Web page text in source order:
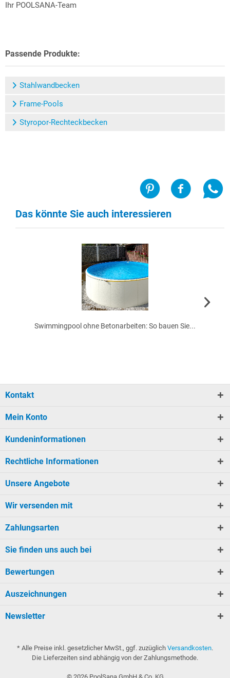
Ihr POOLSANA-Team
Passende Produkte:
Stahlwandbecken
Frame-Pools
Styropor-Rechteckbecken
Das könnte Sie auch interessieren
Swimmingpool ohne Betonarbeiten: So bauen Sie...
Kontakt
Mein Konto
Kundeninformationen
Rechtliche Informationen
Unsere Angebote
Wir versenden mit
Zahlungsarten
Sie finden uns auch bei
Bewertungen
Auszeichnungen
Newsletter
* Alle Preise inkl. gesetzlicher MwSt., ggf. zuzüglich Versandkosten.
Die Lieferzeiten sind abhängig von der Zahlungsmethode.